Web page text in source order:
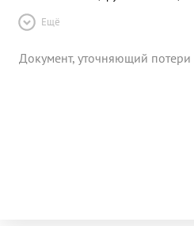
Ещё
Документ, уточняющий потери